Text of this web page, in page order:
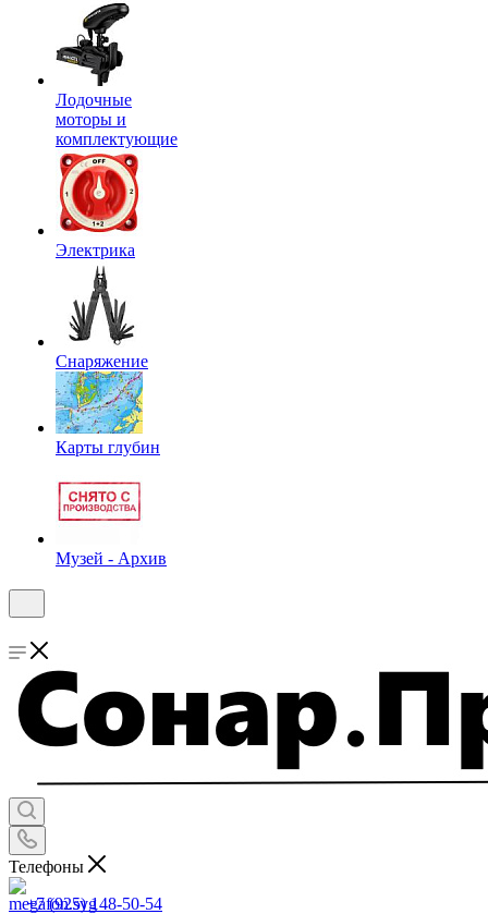
Лодочные
моторы и
комплектующие
Электрика
Снаряжение
Карты глубин
Музей - Архив
Телефоны
+7 (925) 148-50-54